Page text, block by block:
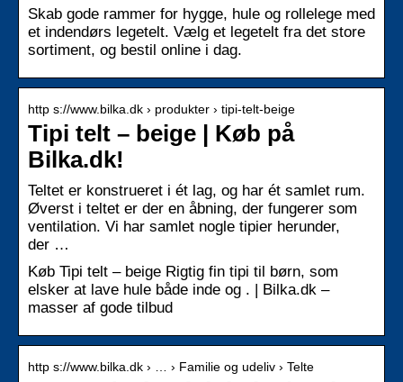
Skab gode rammer for hygge, hule og rollelege med
et indendørs legetelt. Vælg et legetelt fra det store
sortiment, og bestil online i dag.
http s://www.bilka.dk › produkter › tipi-telt-beige
Tipi telt – beige | Køb på
Bilka.dk!
Teltet er konstrueret i ét lag, og har ét samlet rum.
Øverst i teltet er der en åbning, der fungerer som
ventilation. Vi har samlet nogle tipier herunder,
der …
Køb Tipi telt – beige Rigtig fin tipi til børn, som
elsker at lave hule både inde og . | Bilka.dk –
masser af gode tilbud
http s://www.bilka.dk › … › Familie og udeliv › Telte